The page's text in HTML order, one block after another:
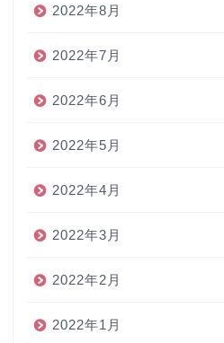
2022年8月
2022年7月
2022年6月
2022年5月
2022年4月
2022年3月
2022年2月
2022年1月